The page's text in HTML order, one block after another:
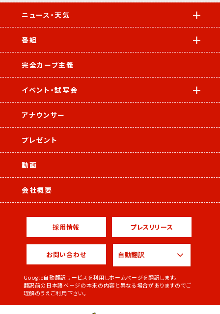
ニュース・天気
番組
完全カープ主義
イベント・試写会
アナウンサー
プレゼント
動画
会社概要
採用情報 プレスリリース
お問い合わせ
Google自動翻訳サービスを利用しホームページを翻訳します。
翻訳前の日本語ページの本来の内容と異なる場合がありますのでご
理解のうえご利用下さい。